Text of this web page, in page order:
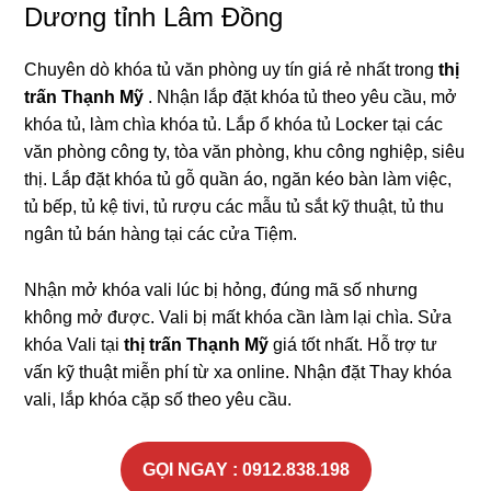
Dương tỉnh Lâm Đồng
Chuyên dò khóa tủ văn phòng uy tín giá rẻ nhất trongthị
trấn Thạnh Mỹ . Nhận lắp đặt khóa tủ theo yêu cầu, mở
khóa tủ, làm chìa khóa tủ. Lắp ổ khóa tủ Locker tại các
văn phòng công ty, tòa văn phòng, khu công nghiệp, siêu
thị. Lắp đặt khóa tủ gỗ quần áo, ngăn kéo bàn làm việc,
tủ bếp, tủ kệ tivi, tủ rượu các mẫu tủ sắt kỹ thuật, tủ thu
ngân tủ bán hàng tại các cửa Tiệm.
Nhận mở khóa vali lúc bị hỏng, đúng mã số nhưng
không mở được. Vali bị mất khóa cần làm lại chìa. Sửa
khóa Vali tạithị trấn Thạnh Mỹgiá tốt nhất. Hỗ trợ tư
vấn kỹ thuật miễn phí từ xa online. Nhận đặt Thay khóa
vali, lắp khóa cặp số theo yêu cầu.
GỌI NGAY : 0912.838.198